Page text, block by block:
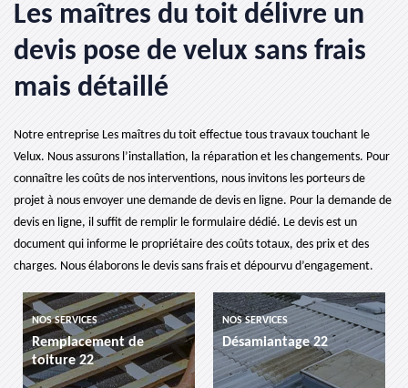
Les maîtres du toit délivre un
devis pose de velux sans frais
mais détaillé
Notre entreprise Les maîtres du toit effectue tous travaux touchant le
Velux. Nous assurons l’installation, la réparation et les changements. Pour
connaître les coûts de nos interventions, nous invitons les porteurs de
projet à nous envoyer une demande de devis en ligne. Pour la demande de
devis en ligne, il suffit de remplir le formulaire dédié. Le devis est un
document qui informe le propriétaire des coûts totaux, des prix et des
charges. Nous élaborons le devis sans frais et dépourvu d’engagement.
NOS SERVICES
Remplacement de
toiture 22
NOS SERVICES
Désamiantage 22
NOS